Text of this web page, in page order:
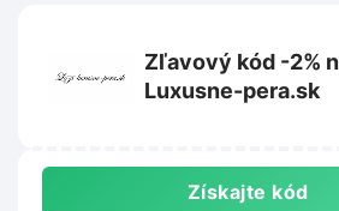
Zľavový kód -2%
Luxusne-pera.sk
Získajte kód